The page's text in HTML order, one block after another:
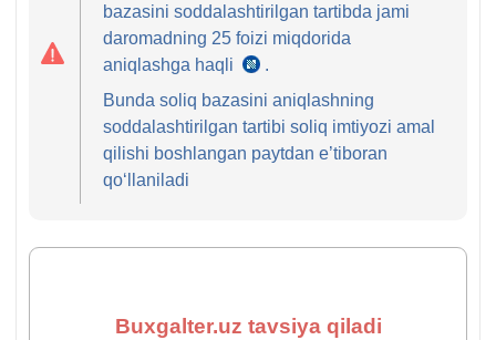
bazasini soddalashtirilgan tartibda jami
daromadning 25 foizi miqdorida
aniqlashga haqli
SK
337-
m.
8-
.
Bunda soliq bazasini aniqlashning
soddalashtirilgan tartibi soliq imtiyozi amal
qilishi boshlangan paytdan e’tiboran
qoʻllaniladi
Buxgalter.uz tavsiya qiladi